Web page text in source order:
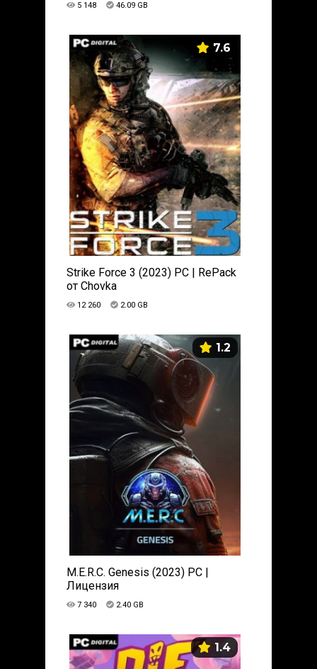
5 148 46.09 GB
7.6
Strike Force 3 (2023) PC | RePack
от Chovka
12 260 2.00 GB
1.2
M.E.R.C. Genesis (2023) PC |
Лицензия
7 340 2.40 GB
1.4